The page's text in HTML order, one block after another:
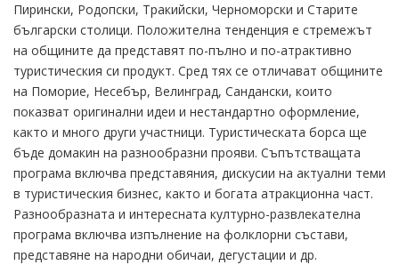
Пирински, Родопски, Тракийски, Черноморски и Старите
български столици. Положителна тенденция е стремежът
на общините да представят по-пълно и по-атрактивно
туристическия си продукт. Сред тях се отличават общините
на Поморие, Несебър, Велинград, Сандански, които
показват оригинални идеи и нестандартно оформление,
както и много други участници. Туристическата борса ще
бъде домакин на разнообразни прояви. Съпътстващата
програма включва представяния, дискусии на актуални теми
в туристическия бизнес, както и богата атракционна част.
Разнообразната и интересната културно-развлекателна
програма включва изпълнение на фолклорни състави,
представяне на народни обичаи, дегустации и др.